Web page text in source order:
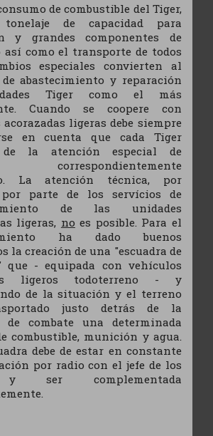
de combustible del Tiger,
tonelaje de capacidad para
y grandes componentes de
así como el transporte de todos
especiales convierten al
abastecimiento y reparación
Tiger como el más
Cuando se coopere con
ligeras debe siempre
en cuenta que cada Tiger
de la atención especial de
correspondientemente
La atención técnica, por
por parte de los servícios de
de las unidades
ligeras, no es posible. Para el
ha dado buenos
la creación de una "escuadra de
que - equipada con vehículos
ligeros todoterreno - y
de la situación y el terreno
justo detrás de la
de combate una determinada
combustible, munición y agua.
debe de estar en constante
por radio con el jefe de los
ser complementada